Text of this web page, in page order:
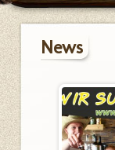
News